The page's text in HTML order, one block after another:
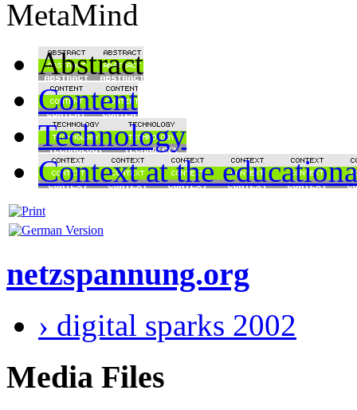
MetaMind
Abstract
Content
Technology
Context at the
netzspannung.org
› digital sparks 2002
Media Files